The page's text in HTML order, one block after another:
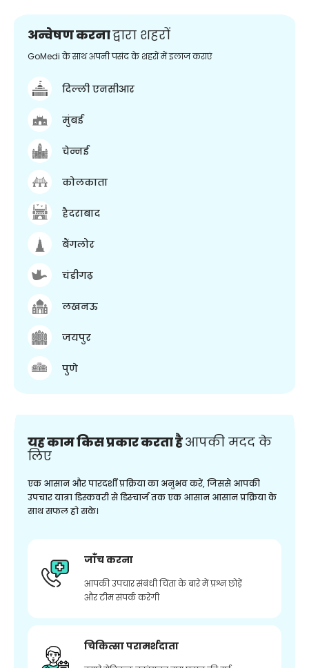
अन्वेषण करनाद्वारा शहरों
GoMedi के साथ अपनी पसंद के शहरों में इलाज कराएं
दिल्ली एनसीआर
मुंबई
चेन्नई
कोलकाता
हैदराबाद
बैंगलोर
चंडीगढ़
लखनऊ
जयपुर
पुणे
यह काम किस प्रकार करता हैआपकी मदद के
लिए
एक आसान और पारदर्शी प्रक्रिया का अनुभव करें, जिससे आपकी
उपचार यात्रा डिस्कवरी से डिस्चार्ज तक एक आसान आसान प्रक्रिया के
साथ सफल हो सके।
जाँच करना
आपकी उपचार संबंधी चिंता के बारे में प्रश्न छोड़ें
और टीम संपर्क करेगी
चिकित्सा परामर्शदाता